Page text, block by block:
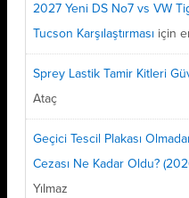
2027 Yeni DS No7 vs VW
Tucson Karşılaştırması için
Sprey Lastik Tamir Kitleri
Ataç
Geçici Tescil Plakası
Cezası Ne Kadar Oldu?
Yılmaz